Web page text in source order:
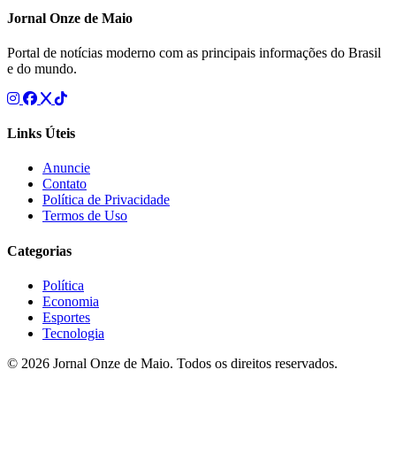
Jornal Onze de Maio
Portal de notícias moderno com as principais informações do Brasil
e do mundo.
Links Úteis
Anuncie
Contato
Política de Privacidade
Termos de Uso
Categorias
Política
Economia
Esportes
Tecnologia
© 2026 Jornal Onze de Maio. Todos os direitos reservados.